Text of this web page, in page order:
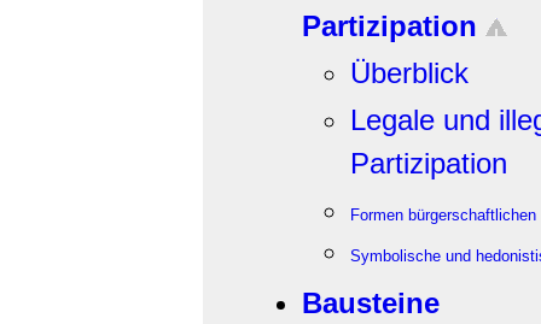
Partizipation
Überblick
Legale und
Partizipation
Formen
Symbolische und
Bausteine